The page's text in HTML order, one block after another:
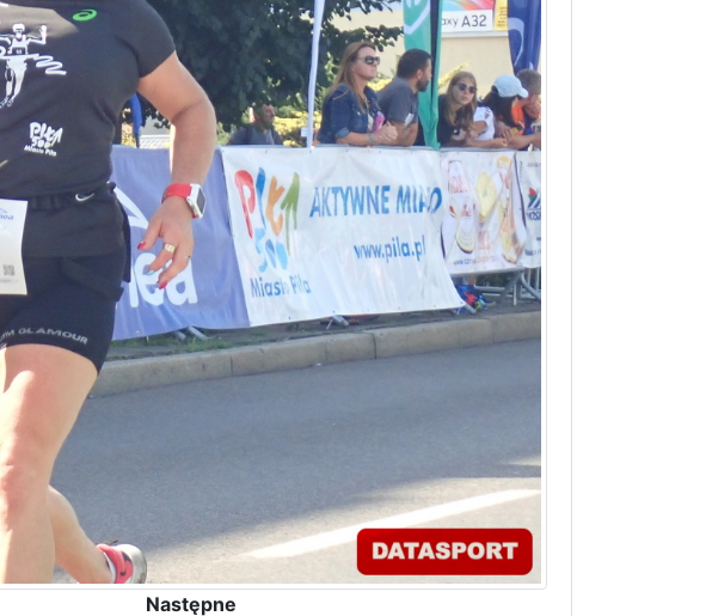
Następne